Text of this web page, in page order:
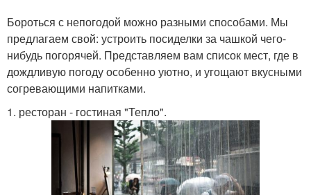
Бороться с непогодой можно разными способами. Мы
предлагаем свой: устроить посиделки за чашкой чего-
нибудь погорячей. Представляем вам список мест, где в
дождливую погоду особенно уютно, и угощают вкусными
согревающими напитками.
1. ресторан - гостиная "Тепло".